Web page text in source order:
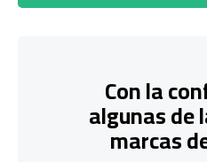
Con la
algunas de
marcas